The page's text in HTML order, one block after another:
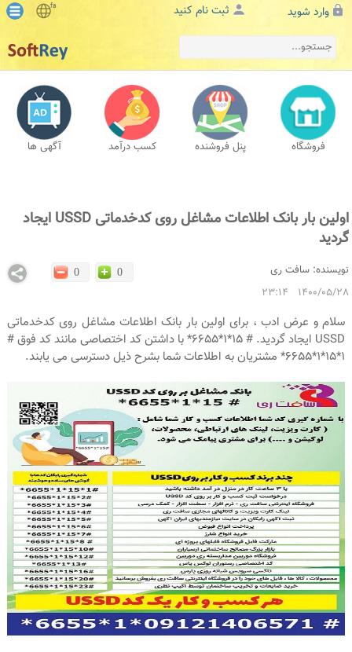
وارد شوید ثبت نام کنید fa
فروشگاه پنل فروشنده کسب درآمد آگهی ها
0 0
اولین بار بانک اطلاعات مشاغل روی کدخدماتی USSD ایجاد
گردید
نویسنده:سافت ری
1400/05/28 23:14
سلام و عرض ادب ، برای اولین بار بانک اطلاعات مشاغل روی کدخدماتی
USSD ایجاد گردید. # 15*1*6655* با داشتن کد اختصاصی مانند کد فوق #
1*15*1*6655* مشتریان به اطلاعات شما بشرح ذیل دسترسی می یابند.